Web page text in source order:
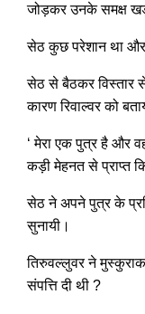
जोड़कर उनके समक्ष
सेठ कुछ परेशान था और
सेठ से बैठकर विस्तार
कारण रिवाल्वर को
‘ मेरा एक पुत्र है और
कड़ी मेहनत से प्राप्त
सेठ ने अपने पुत्र के
सुनायी।
तिरुवल्लुवर ने
संपत्ति दी थी ?